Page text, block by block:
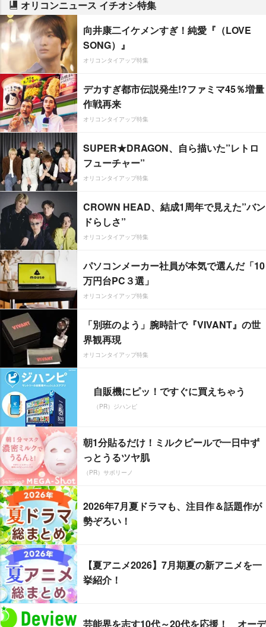
オリコンニュース イチオシ特集
向井康二イケメンすぎ！純愛『（LOVE
SONG）』
オリコンタイアップ特集
デカすぎ都市伝説発生!?ファミマ45％増量
作戦再来
オリコンタイアップ特集
SUPER★DRAGON、自ら描いた”レトロ
フューチャー”
オリコンタイアップ特集
CROWN HEAD、結成1周年で見えた”バン
ドらしさ”
オリコンタイアップ特集
パソコンメーカー社員が本気で選んだ「10
万円台PC３選」
オリコンタイアップ特集
「別班のよう」腕時計で『VIVANT』の世
界観再現
オリコンタイアップ特集
自販機にピッ！ですぐに買えちゃう
（PR）ジハンピ
朝1分貼るだけ！ミルクピールで一日中ず
っとうるツヤ肌
（PR）サボリーノ
2026年7月夏ドラマも、注目作＆話題作が
勢ぞろい！
【夏アニメ2026】7月期夏の新アニメを一
挙紹介！
芸能界を志す10代～20代を応援！ オーデ